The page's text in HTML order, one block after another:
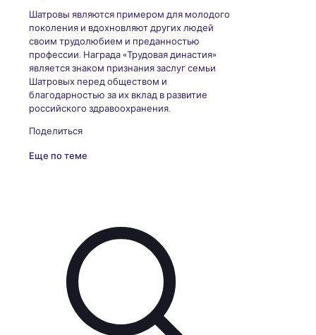
Шатровы являются примером для молодого
поколения и вдохновляют других людей
своим трудолюбием и преданностью
профессии. Награда «Трудовая династия»
является знаком признания заслуг семьи
Шатровых перед обществом и
благодарностью за их вклад в развитие
российского здравоохранения.
Поделиться
Еще по теме